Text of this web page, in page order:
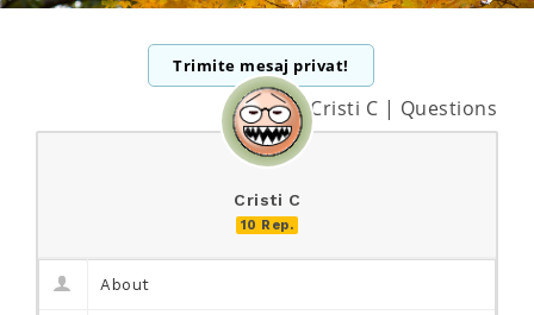
Trimite mesaj privat!
Cristi C | Questions
Cristi C
10 Rep.
About